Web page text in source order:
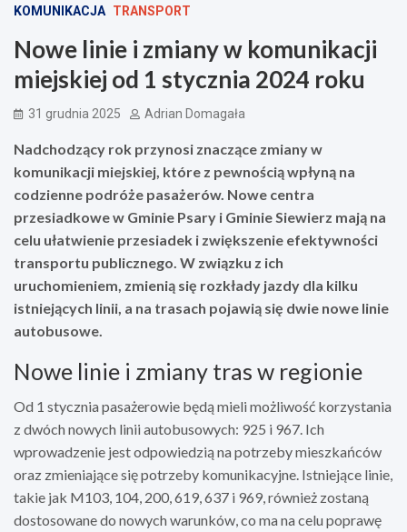
KOMUNIKACJA TRANSPORT
Nowe linie i zmiany w komunikacji
miejskiej od 1 stycznia 2024 roku
31 grudnia 2025 Adrian Domagała
Nadchodzący rok przynosi znaczące zmiany w
komunikacji miejskiej, które z pewnością wpłyną na
codzienne podróże pasażerów. Nowe centra
przesiadkowe w Gminie Psary i Gminie Siewierz mają na
celu ułatwienie przesiadek i zwiększenie efektywności
transportu publicznego. W związku z ich
uruchomieniem, zmienią się rozkłady jazdy dla kilku
istniejących linii, a na trasach pojawią się dwie nowe linie
autobusowe.
Nowe linie i zmiany tras w regionie
Od 1 stycznia pasażerowie będą mieli możliwość korzystania
z dwóch nowych linii autobusowych: 925 i 967. Ich
wprowadzenie jest odpowiedzią na potrzeby mieszkańców
oraz zmieniające się potrzeby komunikacyjne. Istniejące linie,
takie jak M103, 104, 200, 619, 637 i 969, również zostaną
dostosowane do nowych warunków, co ma na celu poprawę